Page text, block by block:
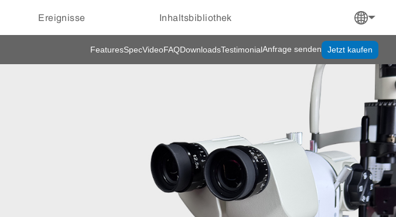
Ereignisse Inhaltsbibliothek
FeaturesSpecVideoFAQDownloadsTestimonialAnfrage senden Jetzt kaufen